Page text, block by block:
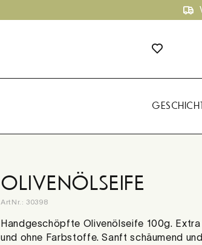
OLIVENÖLSEIFE
ArtNr.: 30398
Handgeschöpfte Olivenölseife 100g.
und ohne Farbstoffe. Sanft schäumend